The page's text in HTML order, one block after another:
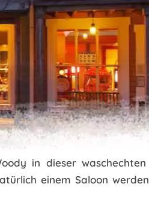
in dieser waschechten
einem Saloon werden